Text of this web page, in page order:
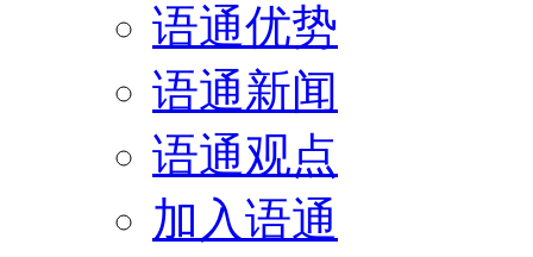
语通优势
语通新闻
语通观点
加入语通